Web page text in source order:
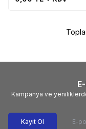
Kampanya ve
Kayıt Ol